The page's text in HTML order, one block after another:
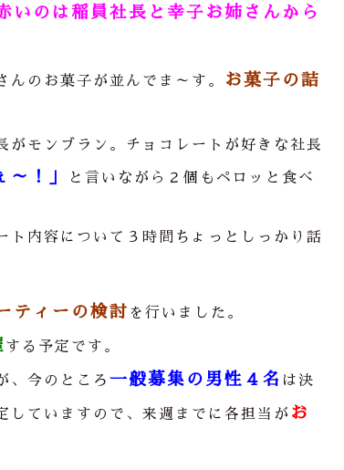
いのは稲員社長と幸子お姉さんから
のお菓子が並んでま～す。
お菓子の詰
がモンブラン。チョコレートが好きな社長
～！」 と言いながら２個もペロッと食べ
ト内容について３時間ちょっとしっかり話
ティーの検討 を行いました。
する予定です。
、今のところ 一般募集の男性４名 は決
していますので、来週までに各担当が お